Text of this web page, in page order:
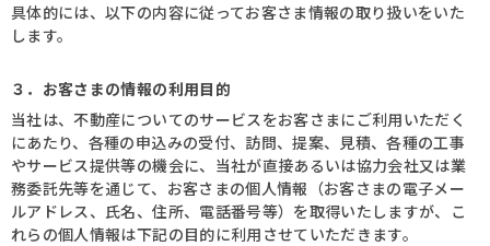
具体的には、以下の内容に従ってお客さま情報の取り扱いをいた
します。
３．お客さまの情報の利用目的
当社は、不動産についてのサービスをお客さまにご利用いただく
にあたり、各種の申込みの受付、訪問、提案、見積、各種の工事
やサービス提供等の機会に、当社が直接あるいは協力会社又は業
務委託先等を通じて、お客さまの個人情報（お客さまの電子メー
ルアドレス、氏名、住所、電話番号等）を取得いたしますが、こ
れらの個人情報は下記の目的に利用させていただきます。